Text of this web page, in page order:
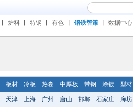
炉料 特钢 有色 钢铁智策 数据中心
板材 冷板 热卷 中厚板 带钢 涂镀 型材
天津 上海 广州 唐山 邯郸 石家庄 廊坊